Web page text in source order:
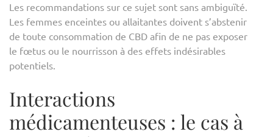
Les recommandations sur ce sujet sont sans ambiguïté.
Les femmes enceintes ou allaitantes doivent s’abstenir
de toute consommation de CBD afin de ne pas exposer
le fœtus ou le nourrisson à des effets indésirables
potentiels.
Interactions
médicamenteuses : le cas à